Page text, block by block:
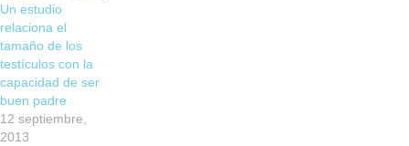
Un estudio
relaciona el
tamaño de los
testículos con la
capacidad de ser
buen padre
12 septiembre,
2013